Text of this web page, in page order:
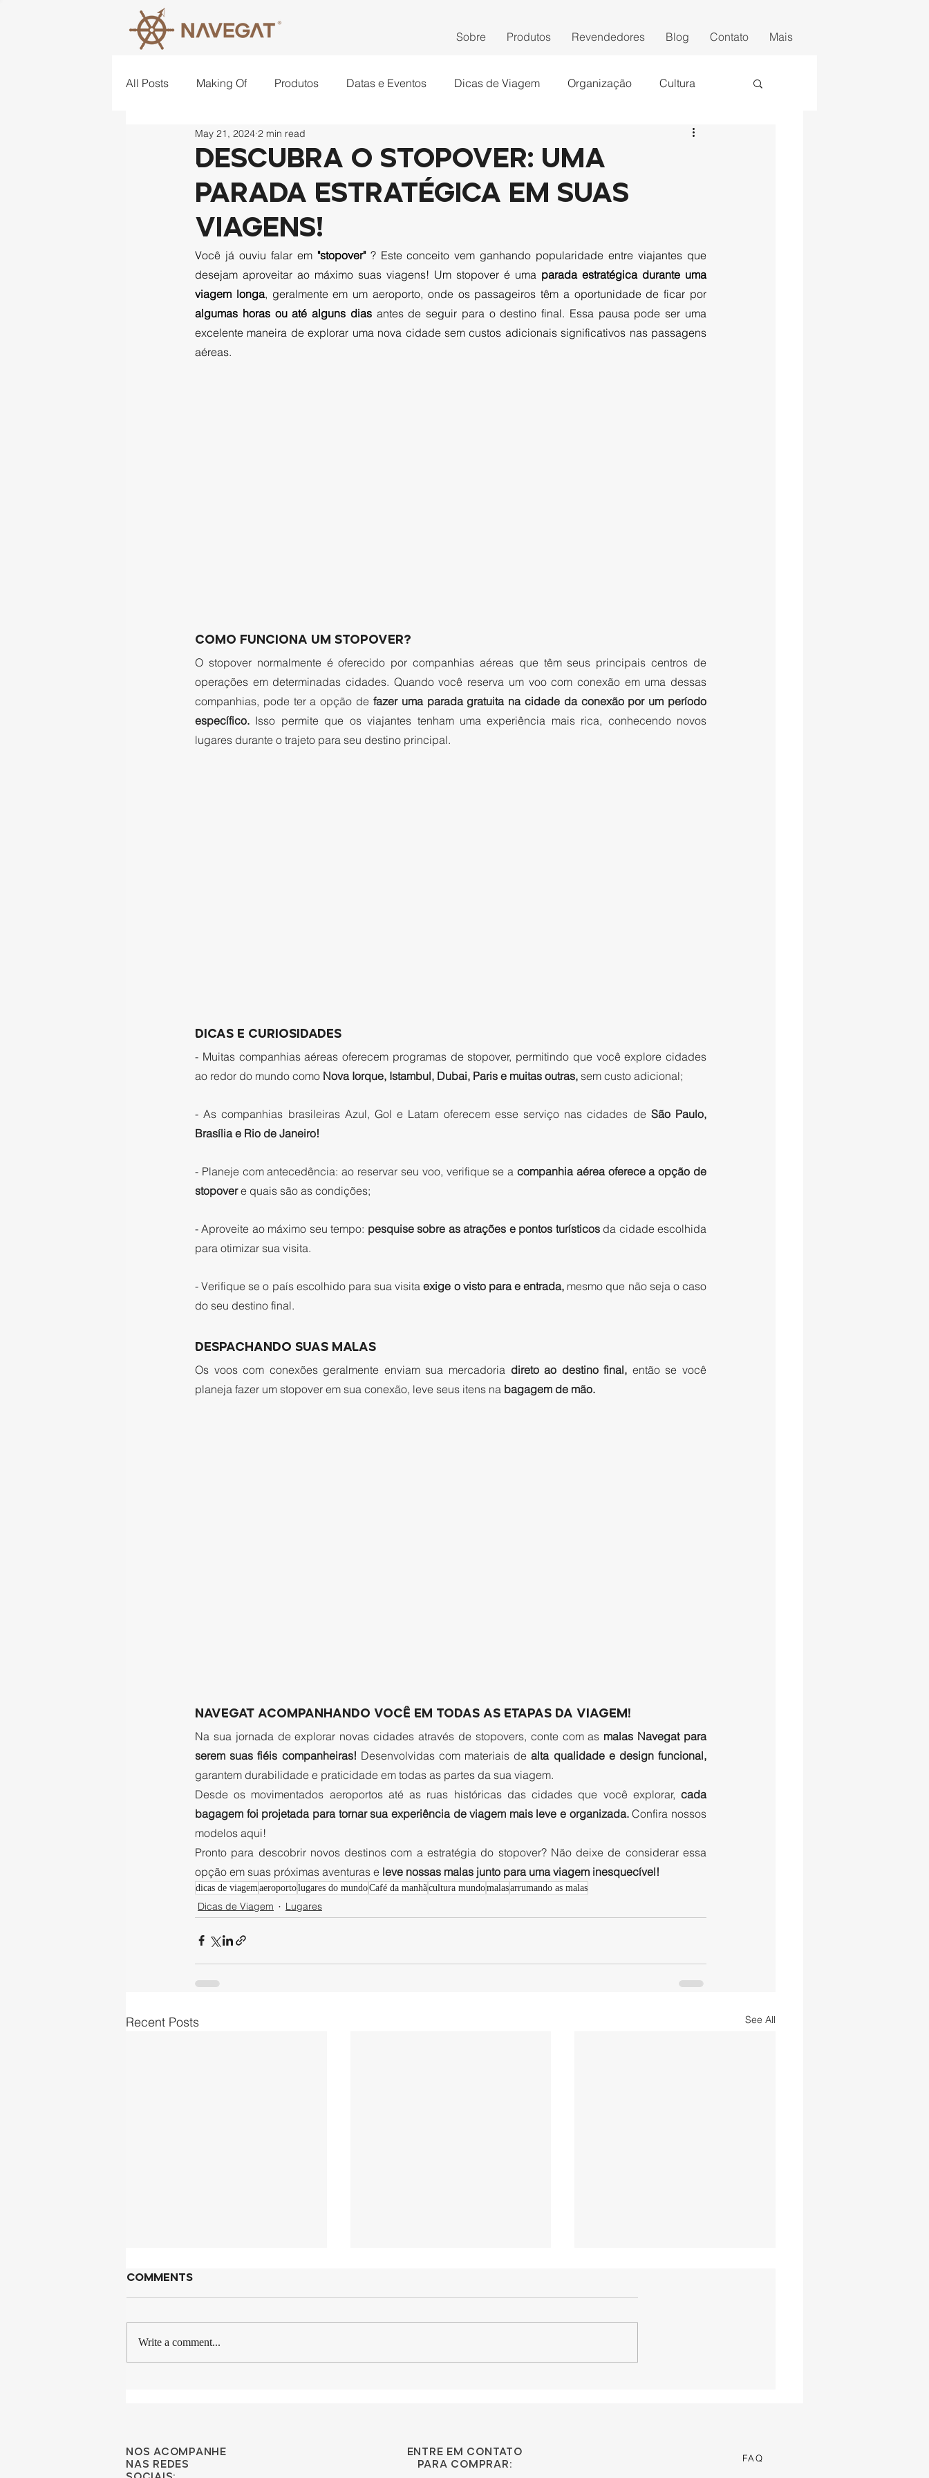
Sobre Produtos Revendedores Blog Contato Mais
All Posts Making Of Produtos Datas e Eventos Dicas de Viagem Organização Cultura
Criatividade
Descubra o Stopover: Uma
Parada Estratégica em Suas
Viagens!
May 21, 2024 2 min read
Você já ouviu falar em "stopover" ? Este conceito vem ganhando popularidade entre viajantes que
desejam aproveitar ao máximo suas viagens! Um stopover é uma parada estratégica durante uma
viagem longa
algumas horas ou até alguns dias antes de seguir para o destino final. Essa pausa pode ser uma
excelente maneira de explorar uma nova cidade sem custos adicionais significativos nas passagens
aéreas.
COMO FUNCIONA UM STOPOVER?
O stopover normalmente é oferecido por companhias aéreas que têm seus principais centros de
operações em determinadas cidades. Quando você reserva um voo com conexão em uma dessas
companhias, pode ter a opção de fazer uma parada gratuita na cidade da conexão por um período
específico. Isso permite que os viajantes tenham uma experiência mais rica, conhecendo novos
lugares durante o trajeto para seu destino principal.
DICAS E CURIOSIDADES
- Muitas companhias aéreas oferecem programas de stopover, permitindo que você explore cidades
ao redor do mundo como Nova Iorque, Istambul, Dubai, Paris e muitas outras, sem custo adicional;
- As companhias brasileiras Azul, Gol e Latam oferecem esse serviço nas cidades de São Paulo,
Brasília e Rio de Janeiro!
- Planeje com antecedência: ao reservar seu voo, verifique se a companhia aérea oferece a opção de
stopover e quais são as condições;
- Aproveite ao máximo seu tempo: pesquise sobre as atrações e pontos turísticos da cidade escolhida
para otimizar sua visita.
- Verifique se o país escolhido para sua visita exige o visto para e entrada, mesmo que não seja o caso
do seu destino final.
DESPACHANDO SUAS MALAS
Os voos com conexões geralmente enviam sua mercadoria direto ao destino final, então se você
planeja fazer um stopover em sua conexão, leve seus itens na bagagem de mão.
NAVEGAT ACOMPANHANDO VOCÊ EM TODAS AS ETAPAS DA VIAGEM!
Na sua jornada de explorar novas cidades através de stopovers, conte com as malas Navegat para
serem suas fiéis companheiras! Desenvolvidas com materiais de
garantem durabilidade e praticidade em todas as partes da sua viagem.
Desde os movimentados aeroportos até as ruas históricas das cidades que você explorar, cada
bagagem foi projetada para tornar sua experiência de viagem mais leve e organizada. Confira nossos
modelos aqui!
Pronto para descobrir novos destinos com a estratégia do stopover? Não deixe de considerar essa
opção em suas próximas aventuras e leve nossas malas junto para uma viagem inesquecível!
dicas de viagem aeroportolugares do mundoCafé da manhãcultura mundomalasarrumando as malas
Dicas de Viagem Lugares
Recent Posts See All
Comments
Write a comment...
Nos acompanhe
nas redes
entre em contato
para comprar:
FAQ